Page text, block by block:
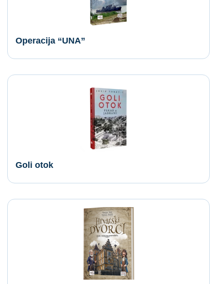
Operacija “UNA”
Goli otok